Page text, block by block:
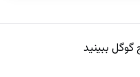
گوگل ببینید